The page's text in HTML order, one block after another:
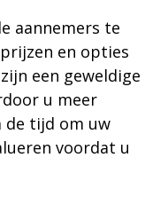
aannemers te
en opties
een geweldige
u meer
de tijd om uw
voordat u